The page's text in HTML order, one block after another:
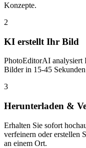
Konzepte.
2
KI erstellt Ihr Bild
PhotoEditorAI analysiert
Bilder in 15-45
3
Herunterladen &
Erhalten Sie sofort
verfeinern oder erstellen
an einem Ort.